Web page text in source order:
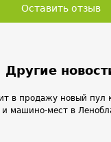
Оставить отзыв
Другие